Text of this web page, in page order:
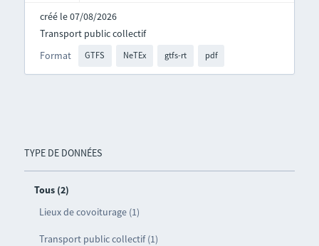
TYPE DE DONNÉES
Tous (2)
Lieux de covoiturage (1)
Transport public collectif (1)
créé le 07/08/2026
Format GTFS NeTEx gtfs-rt pdf
Transport public collectif